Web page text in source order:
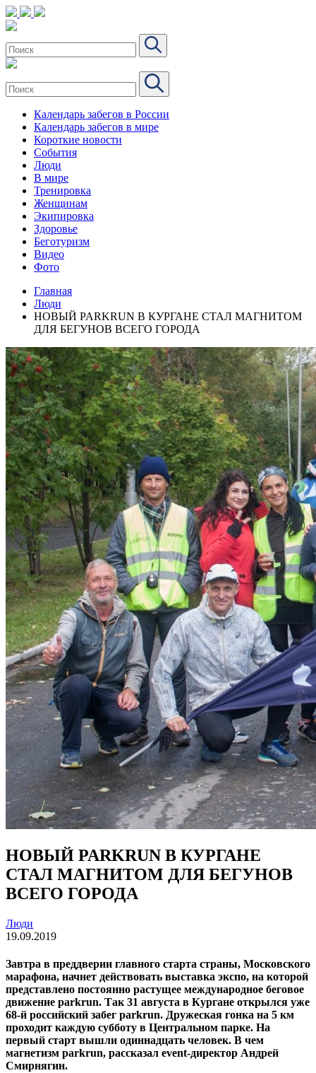
Календарь забегов в России
Календарь забегов в мире
Короткие новости
События
Люди
В мире
Тренировка
Женщинам
Экипировка
Здоровье
Беготуризм
Видео
Фото
Главная
Люди
НОВЫЙ PARKRUN В КУРГАНЕ СТАЛ МАГНИТОМ
ДЛЯ БЕГУНОВ ВСЕГО ГОРОДА
НОВЫЙ PARKRUN В КУРГАНЕ
СТАЛ МАГНИТОМ ДЛЯ БЕГУНОВ
ВСЕГО ГОРОДА
Люди
19.09.2019
Завтра в преддверии главного старта страны, Московского
марафона, начнет действовать выставка экспо, на которой
представлено постоянно растущее международное беговое
движение parkrun. Так 31 августа в Кургане открылся уже
68-й российский забег parkrun. Дружеская гонка на 5 км
проходит каждую субботу в Центральном парке. На
первый старт вышли одиннадцать человек. В чем
магнетизм parkrun, рассказал еvent-директор Андрей
Смирнягин.